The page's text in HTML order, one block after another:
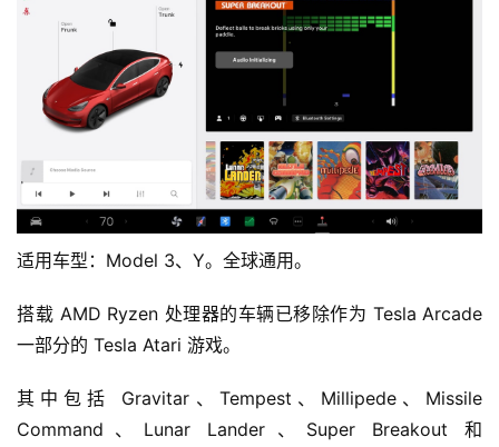
适用车型：Model 3、Y。全球通用。
搭载 AMD Ryzen 处理器的车辆已移除作为 Tesla Arcade
一部分的 Tesla Atari 游戏。
其中包括 Gravitar、Tempest、Millipede、Missile
Command、Lunar Lander、Super Breakout 和